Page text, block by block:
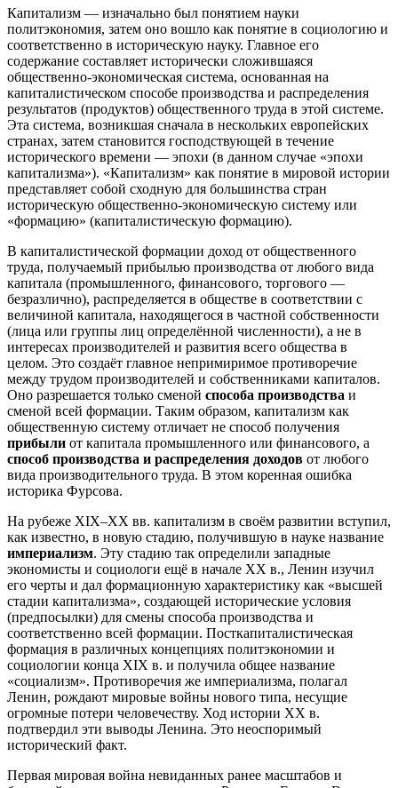
Капитализм — изначально был понятием науки
политэкономия, затем оно вошло как понятие в социологию и
соответственно в историческую науку. Главное его
содержание составляет исторически сложившаяся
общественно-экономическая система, основанная на
капиталистическом способе производства и распределения
результатов (продуктов) общественного труда в этой системе.
Эта система, возникшая сначала в нескольких европейских
странах, затем становится господствующей в течение
исторического времени — эпохи (в данном случае «эпохи
капитализма»). «Капитализм» как понятие в мировой истории
представляет собой сходную для большинства стран
историческую общественно-экономическую систему или
«формацию» (капиталистическую формацию).
В капиталистической формации доход от общественного
труда, получаемый прибылью производства от любого вида
капитала (промышленного, финансового, торгового —
безразлично), распределяется в обществе в соответствии с
величиной капитала, находящегося в частной собственности
(лица или группы лиц определённой численности), а не в
интересах производителей и развития всего общества в
целом. Это создаёт главное непримиримое противоречие
между трудом производителей и собственниками капиталов.
Оно разрешается только сменой способа производства и
сменой всей формации. Таким образом, капитализм как
общественную систему отличает не способ получения
прибыли от капитала промышленного или финансового, а
способ производства и распределения доходов от любого
вида производительного труда. В этом коренная ошибка
историка Фурсова.
На рубеже XIX–XX вв. капитализм в своём развитии вступил,
как известно, в новую стадию, получившую в науке название
империализм. Эту стадию так определили западные
экономисты и социологи ещё в начале XX в., Ленин изучил
его черты и дал формационную характеристику как «высшей
стадии капитализма», создающей исторические условия
(предпосылки) для смены способа производства и
соответственно всей формации. Посткапиталистическая
формация в различных концепциях политэкономии и
социологии конца XIX в. и получила общее название
«социализм». Противоречия же империализма, полагал
Ленин, рождают мировые войны нового типа, несущие
огромные потери человечеству. Ход истории XX в.
подтвердил эти выводы Ленина. Это неоспоримый
исторический факт.
Первая мировая война невиданных ранее масштабов и